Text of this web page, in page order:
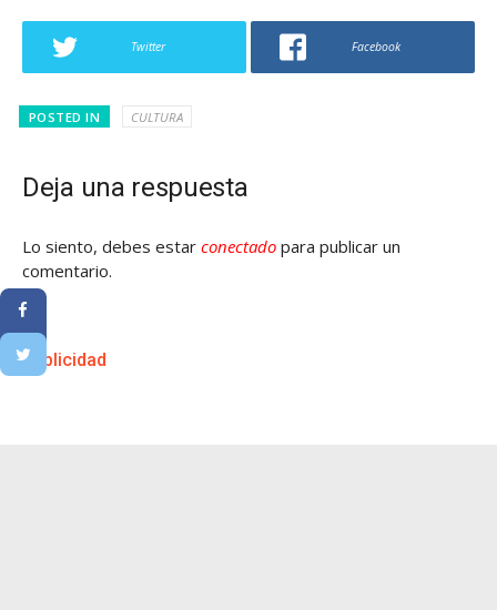
Twitter Facebook
POSTED IN CULTURA
Deja una respuesta
Lo siento, debes estar conectado para publicar un
comentario.
Publicidad